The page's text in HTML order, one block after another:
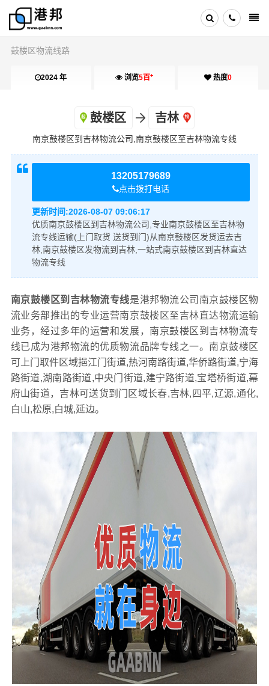
鼓楼区物流线路
2024 年 浏览5百+ 热度0
鼓楼区 吉林
南京鼓楼区到吉林物流公司,南京鼓楼区至吉林物流专线
13205179689
点击拨打电话
更新时间:2026-08-07 09:06:17
优质南京鼓楼区到吉林物流公司,专业南京鼓楼区至吉林物
流专线运输(上门取货 送货到门)从南京鼓楼区发货运去吉
林,南京鼓楼区发物流到吉林,一站式南京鼓楼区到吉林直达
物流专线
南京鼓楼区到吉林物流专线是港邦物流公司南京鼓楼区物
流业务部推出的专业运营南京鼓楼区至吉林直达物流运输
业务，经过多年的运营和发展，南京鼓楼区到吉林物流专
线已成为港邦物流的优质物流品牌专线之一。南京鼓楼区
可上门取件区域挹江门街道,热河南路街道,华侨路街道,宁海
路街道,湖南路街道,中央门街道,建宁路街道,宝塔桥街道,幕
府山街道，吉林可送货到门区域长春,吉林,四平,辽源,通化,
白山,松原,白城,延边。